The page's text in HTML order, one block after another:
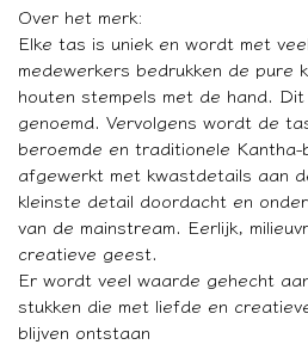
Over het merk:
Elke tas is uniek en wordt met
medewerkers bedrukken de pure
houten stempels met de hand.
genoemd. Vervolgens wordt de
beroemde en traditionele Kantha-
afgewerkt met kwastdetails aan
kleinste detail doordacht en
van de mainstream. Eerlijk,
creatieve geest.
Er wordt veel waarde gehecht
stukken die met liefde en
blijven ontstaan